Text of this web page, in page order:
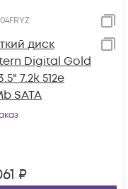
диск
Digital Gold
7.2k 512e
SATA
₽